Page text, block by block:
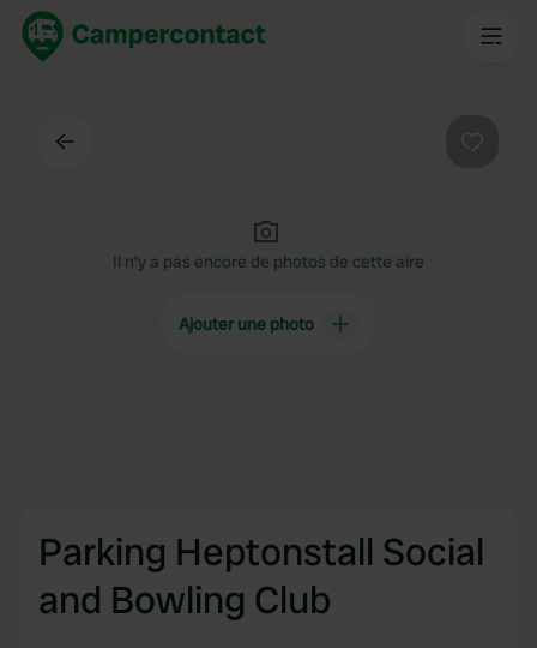
Il n'y a pas encore de photos de cette aire
Ajouter une photo
Parking Heptonstall Social
and Bowling Club